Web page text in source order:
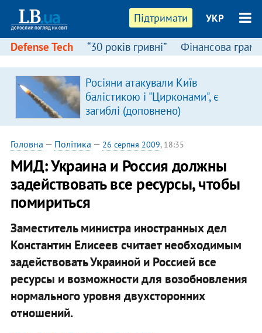
Підтримати УКР
Defense Tech “30 років гривні” Фінансова
Росіяни атакували Київ
балістикою і "Цирконами", є
загиблі (доповнено)
Головна — Політика — 26 серпня 2009, 18:35
МИД: Украина и Россия должны
задействовать все ресурсы, чтобы
помириться
Заместитель министра иностранных дел
Константин Елисеев считает необходимым
задействовать Украиной и Россией все
ресурсы и возможности для возобновления
нормального уровня двухсторонних
отношений.